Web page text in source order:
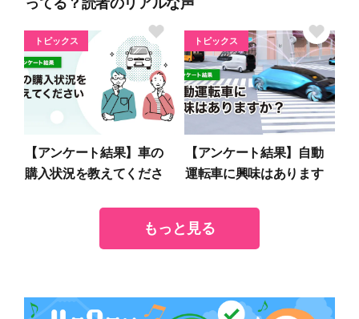
ってる？読者のリアルな声
【アンケート結果】車の
購入状況を教えてくださ
トピックス
【アンケート結果】自動
運転車に興味はあります
トピックス
もっと見る